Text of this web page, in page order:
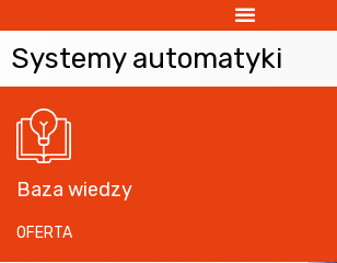
Baza wiedzy
OFERTA
Systemy automatyki